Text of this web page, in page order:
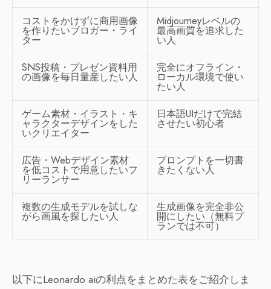
コストをかけずに商用画像
を作りたいブロガー・ライ
ター
Midjourneyレベルの
最高画質を追求した
い人
SNS投稿・プレゼン資料用
の画像を毎日量産したい人
完全にオフライン・
ローカル環境で使い
たい人
ゲーム素材・イラスト・キ
ャラクターデザインをした
いクリエイター
日本語UIだけで完結
させたい初心者
広告・Webデザイン素材
を低コストで用意したいフ
リーランサー
プロンプトを一切書
きたくない人
複数の生成モデルを試しな
がら画風を探したい人
生成画像を完全非公
開にしたい（無料プ
ランでは不可）
以下にLeonardo aiの利点をまとめた表をご紹介しま